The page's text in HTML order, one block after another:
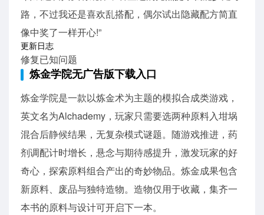
路，不过我还是喜欢乱搭配，偶尔试出隐藏配方简直
像中奖了一样开心!”
更新日志
修复已知问题
炼金学院无广告版下载入口
炼金学院是一款以炼金术为主题的模拟合成类游戏，
英文名为Alchademy，玩家只需要选两种原料入坩埚
混合后静候结果，无复杂模式谜题。随游戏推进，药
剂调配计时增长，悬念与期待感提升，激发玩家的好
奇心，探索原料组合产出的奇妙物品。炼金成果包含
新原料、废品与独特造物。造物仅用于收藏，集齐一
本书的原料与设计可开启下一本。